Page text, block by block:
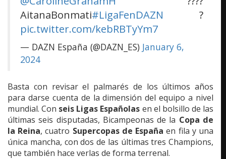
AitanaBonmati#LigaFenDAZN ?
pic.twitter.com/kebRBTyYm7
— DAZN España (@DAZN_ES) January 6,
2024
Basta con revisar el palmarés de los últimos años
para darse cuenta de la dimensión del equipo a nivel
mundial. Con seis Ligas Españolas en el bolsillo de las
últimas seis disputadas, Bicampeonas de la Copa de
la Reina, cuatro Supercopas de España en fila y una
única mancha, con dos de las últimas tres Champions,
que también hace verlas de forma terrenal.